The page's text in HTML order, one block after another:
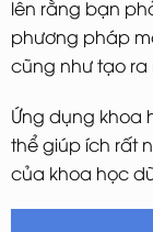
lên rằng bạn
phương pháp
cũng như tạo ra
Ứng dụng khoa
thể giúp ích rất
của khoa học